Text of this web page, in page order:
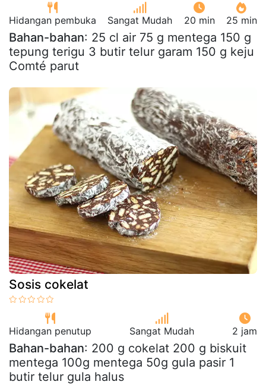
Hidangan pembuka Sangat Mudah 20 min 25 min
Bahan-bahan: 25 cl air 75 g mentega 150 g
tepung terigu 3 butir telur garam 150 g keju
Comté parut
Sosis cokelat
Hidangan penutup Sangat Mudah 2 jam
Bahan-bahan: 200 g cokelat 200 g biskuit
mentega 100g mentega 50g gula pasir 1
butir telur gula halus